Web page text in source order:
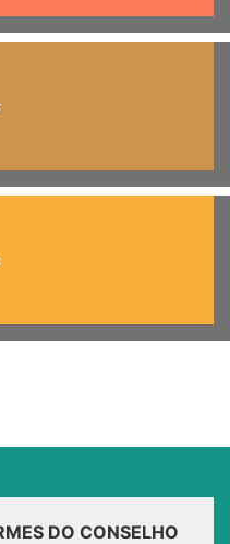
DO CONSELHO